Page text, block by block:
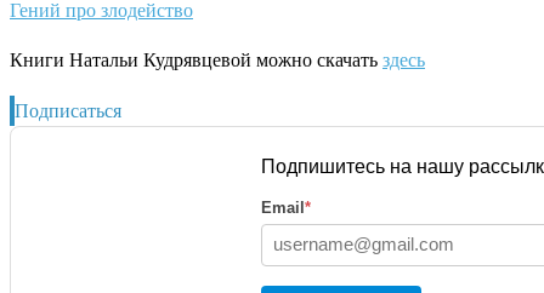
Гений про злодейство
Книги Натальи Кудрявцевой можно скачать здесь
Подписаться
Подпишитесь на нашу
Email*